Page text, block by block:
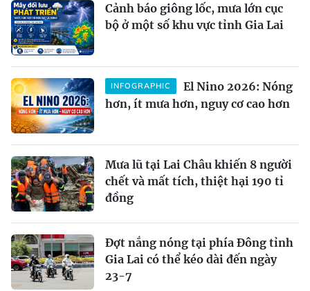
Cảnh báo giông lốc, mưa lớn cục
bộ ở một số khu vực tỉnh Gia Lai
INFOGRAPHIC
El Nino 2026: Nóng
hơn, ít mưa hơn, nguy cơ cao hơn
Mưa lũ tại Lai Châu khiến 8 người
chết và mất tích, thiệt hại 190 tỉ
đồng
Đợt nắng nóng tại phía Đông tỉnh
Gia Lai có thể kéo dài đến ngày
23-7